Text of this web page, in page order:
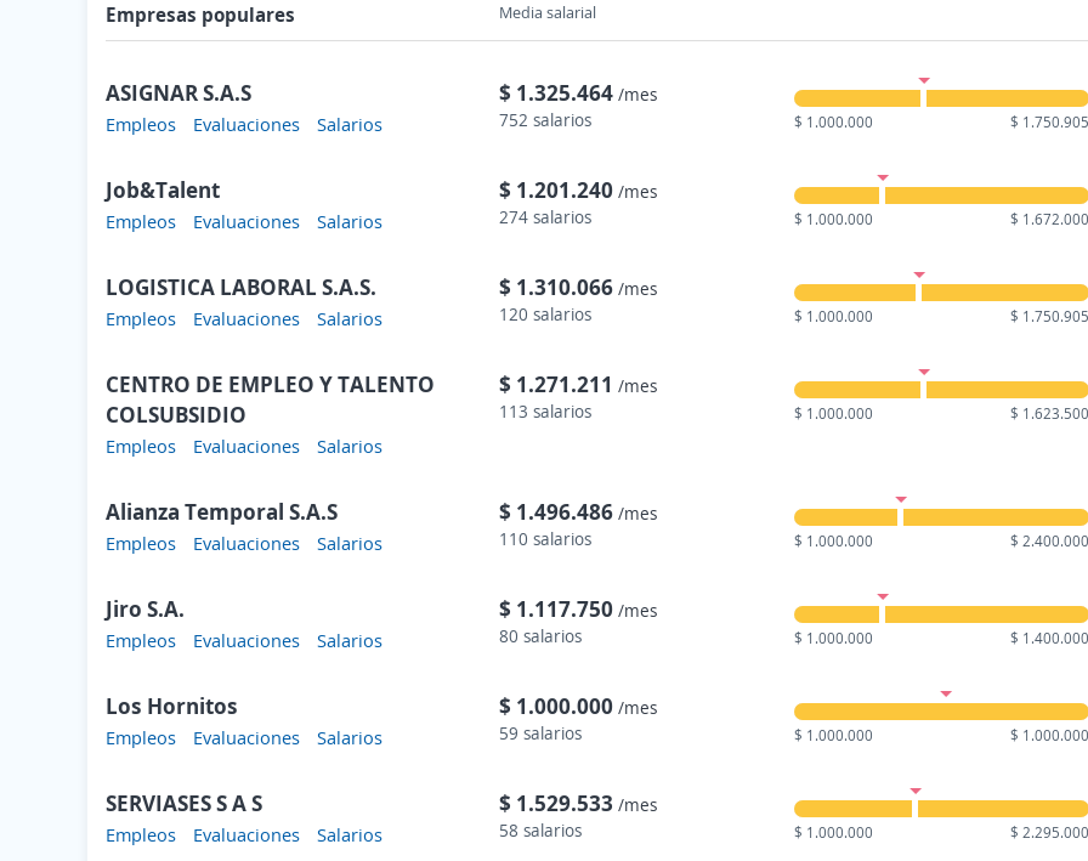
Empresas populares Media salarial
ASIGNAR S.A.S
Empleos Evaluaciones Salarios
$ 1.325.464 /mes
752 salarios
$ 1.000.000 $ 1.750.905
Job&Talent
Empleos Evaluaciones Salarios
$ 1.201.240 /mes
274 salarios
$ 1.000.000 $ 1.672.000
LOGISTICA LABORAL S.A.S.
Empleos Evaluaciones Salarios
$ 1.310.066 /mes
120 salarios
$ 1.000.000 $ 1.750.905
CENTRO DE EMPLEO Y TALENTO
COLSUBSIDIO
Empleos Evaluaciones Salarios
$ 1.271.211 /mes
113 salarios
$ 1.000.000 $ 1.623.500
Alianza Temporal S.A.S
Empleos Evaluaciones Salarios
$ 1.496.486 /mes
110 salarios
$ 1.000.000 $ 2.400.000
Jiro S.A.
Empleos Evaluaciones Salarios
$ 1.117.750 /mes
80 salarios
$ 1.000.000 $ 1.400.000
Los Hornitos
Empleos Evaluaciones Salarios
$ 1.000.000 /mes
59 salarios
$ 1.000.000 $ 1.000.000
SERVIASES S A S
Empleos Evaluaciones Salarios
$ 1.529.533 /mes
58 salarios
$ 1.000.000 $ 2.295.000